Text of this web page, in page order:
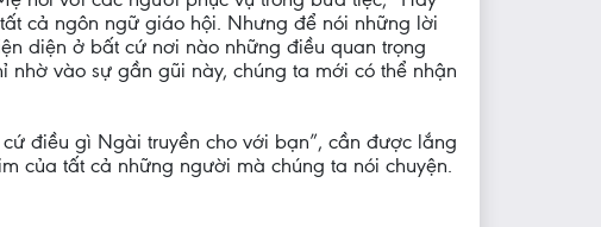
cả ngôn ngữ giáo hội. Nhưng để nói những lời
diện ở bất cứ nơi nào những điều quan trọng
vào sự gần gũi này, chúng ta mới có thể nhận
điều gì Ngài truyền cho với bạn”, cần được lắng
của tất cả những người mà chúng ta nói chuyện.